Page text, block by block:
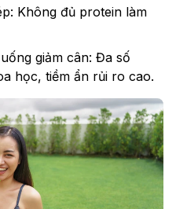
Không đủ protein làm
giảm cân: Đa số
học, tiềm ẩn rủi ro cao.